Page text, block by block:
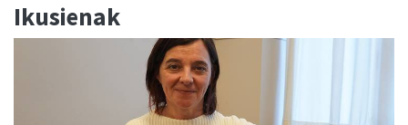
Ikusienak